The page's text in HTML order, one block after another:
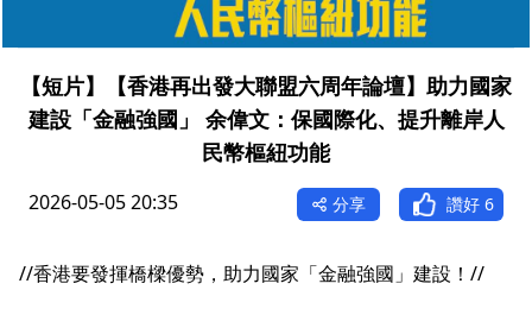
【短片】【香港再出發大聯盟六周年論壇】助力國家
建設「金融強國」 余偉文：保國際化、提升離岸人
民幣樞紐功能
2026-05-05 20:35 分享 讚好 6
//香港要發揮橋樑優勢，助力國家「金融強國」建設！//